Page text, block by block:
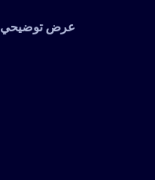
عرض توضيحي